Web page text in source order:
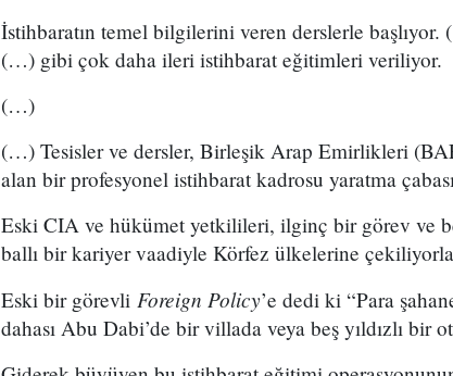
İstihbaratın temel bilgilerini veren derslerle
(…) gibi çok daha ileri istihbarat eğitimleri veriliyor.
(…)
(…) Tesisler ve dersler, Birleşik Arap Emirlikleri
alan bir profesyonel istihbarat kadrosu yaratma
Eski CIA ve hükümet yetkilileri, ilginç bir görev ve
ballı bir kariyer vaadiyle Körfez ülkelerine
Eski bir görevli Foreign Policy’e dedi ki “Para
dahası Abu Dabi’de bir villada veya beş yıldızlı bir